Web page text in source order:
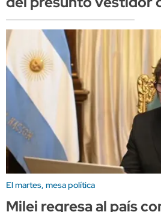
El martes, mesa política
Milei regresa al país